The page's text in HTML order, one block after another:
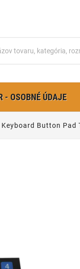
- OSOBNÉ ÚDAJE
Button Pad